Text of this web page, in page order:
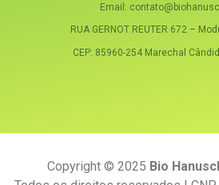
Email:
RUA GERNOT REUTER 672 –
CEP: 85960-254 Marechal
Copyright © 2025 Bio